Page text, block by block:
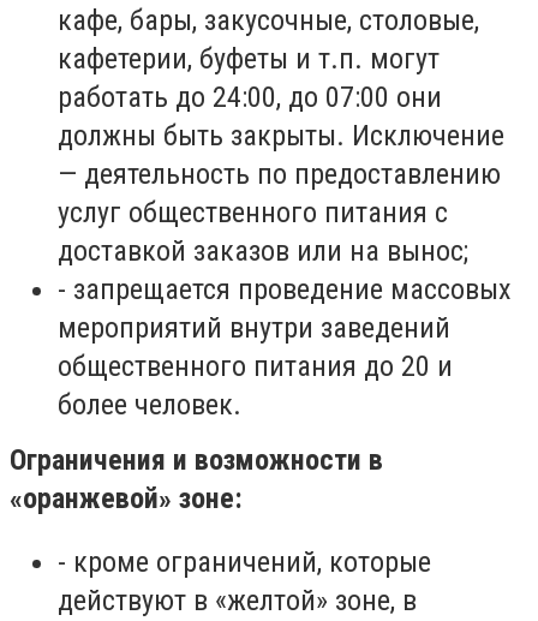
кафе, бары, закусочные, столовые,
кафетерии, буфеты и т.п. могут
работать до 24:00, до 07:00 они
должны быть закрыты. Исключение
— деятельность по предоставлению
услуг общественного питания с
доставкой заказов или на вынос;
- запрещается проведение массовых
мероприятий внутри заведений
общественного питания до 20 и
более человек.
Ограничения и возможности в
«оранжевой» зоне:
- кроме ограничений, которые
действуют в «желтой» зоне, в